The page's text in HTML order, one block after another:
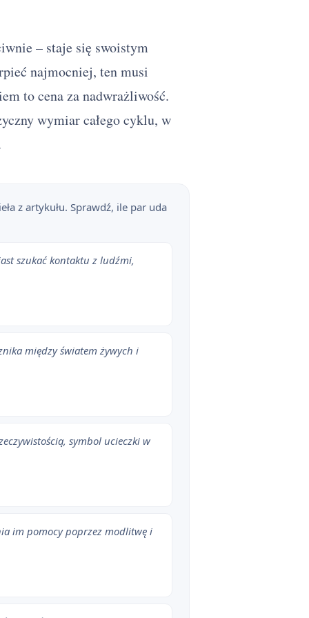
– staje się swoistym
najmocniej, ten musi
to cena za nadwrażliwość.
wymiar całego cyklu, w
z artykułu. Sprawdź, ile par uda
szukać kontaktu z ludźmi,
między światem żywych i
symbol ucieczki w
im pomocy poprzez modlitwę i